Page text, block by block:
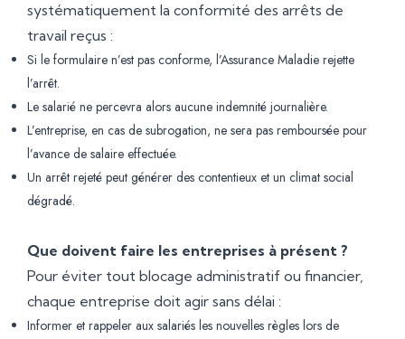
systématiquement la conformité des arrêts de
travail reçus :
Si le formulaire n’est pas conforme, l’Assurance Maladie rejette
l’arrêt.
Le salarié ne percevra alors aucune indemnité journalière.
L’entreprise, en cas de subrogation, ne sera pas remboursée pour
l’avance de salaire effectuée.
Un arrêt rejeté peut générer des contentieux et un climat social
dégradé.
Que doivent faire les entreprises à présent ?
Pour éviter tout blocage administratif ou financier,
chaque entreprise doit agir sans délai :
Informer et rappeler aux salariés les nouvelles règles lors de